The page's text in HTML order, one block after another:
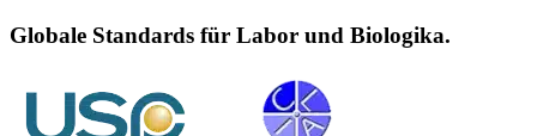
Globale Standards für Labor und Biologika.